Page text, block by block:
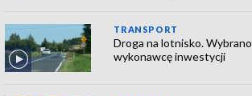
TRANSPORT
Droga na lotnisko. Wybrano
wykonawcę inwestycji